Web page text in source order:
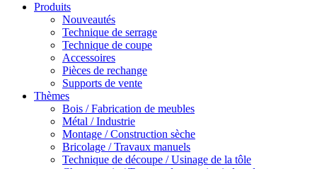
Produits
Nouveautés
Technique de serrage
Technique de coupe
Accessoires
Pièces de rechange
Supports de vente
Thèmes
Bois / Fabrication de meubles
Métal / Industrie
Montage / Construction sèche
Bricolage / Travaux manuels
Technique de découpe / Usinage de la tôle